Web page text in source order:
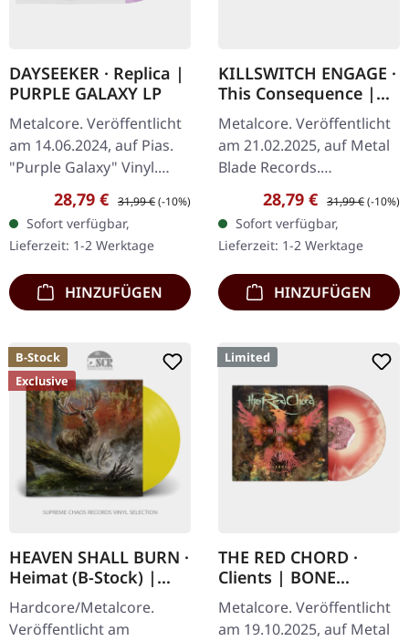
DAYSEEKER · Replica |
PURPLE GALAXY LP
Metalcore. Veröffentlicht
am 14.06.2024, auf Pias.
"Purple Galaxy" Vinyl.
Dayseeker liefern mit
"Replica" ein emotional
aufgeladenes
Meisterwerk ab…
Verkaufspreis:
28,79 € Regulärer Preis:
31,99 €(-10%)
Sofort verfügbar,
Lieferzeit: 1-2 Werktage
HINZUFÜGEN
KILLSWITCH ENGAGE ·
This Consequence |
"DEFUSED PINK
POLLUTION" CLEAR
LAVENDER MARBLED
LP
Metalcore. Veröffentlicht
am 21.02.2025, auf Metal
Blade Records.
Transparente Lavendel-
Marmorierung Vinyl,
Klappcover, Prägung,
beinhaltet ein…
Verkaufspreis:
28,79 € Regulärer Preis:
31,99 €(-10%)
Sofort verfügbar,
Lieferzeit: 1-2 Werktage
HINZUFÜGEN
B-Stock
Exclusive
HEAVEN SHALL BURN ·
Heimat (B-Stock) |
SUN YELLOW LP
Hardcore/Metalcore.
Veröffentlicht am
Limited
THE RED CHORD ·
Clients | BONE
OXBLOOD MERGE LP
Metalcore. Veröffentlicht
am 19.10.2025, auf Metal